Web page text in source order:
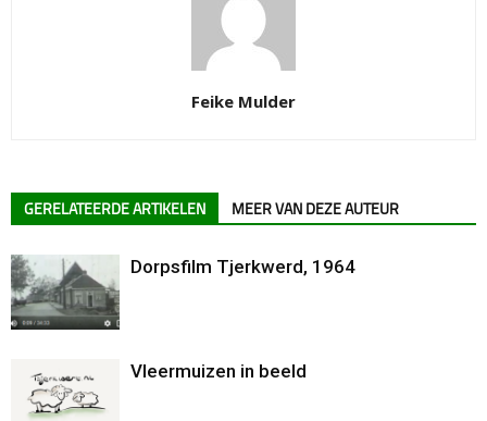
Feike Mulder
GERELATEERDE ARTIKELEN MEER VAN DEZE AUTEUR
Dorpsfilm Tjerkwerd, 1964
Vleermuizen in beeld